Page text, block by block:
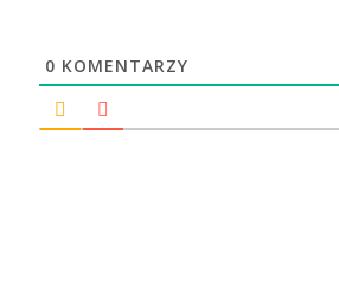
0 KOMENTARZY